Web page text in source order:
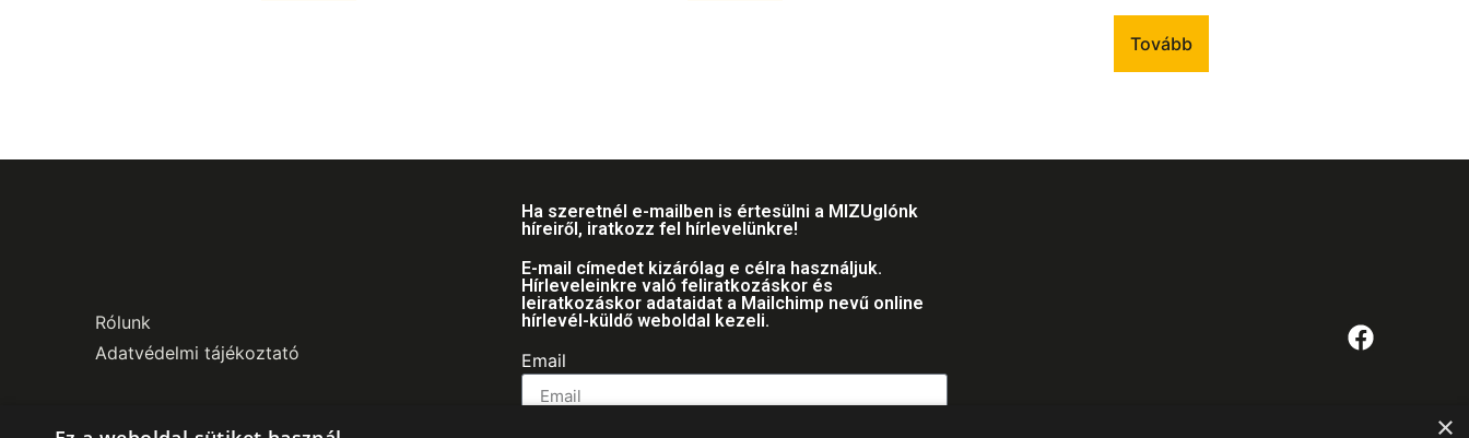
Tovább
Rólunk
Adatvédelmi tájékoztató
Ha szeretnél e-mailben is értesülni a MIZUglónk
híreiről, iratkozz fel hírlevelünkre!
E-mail címedet kizárólag e célra használjuk.
Hírleveleinkre való feliratkozáskor és
leiratkozáskor adataidat a Mailchimp nevű online
hírlevél-küldő weboldal kezeli.
Email
×